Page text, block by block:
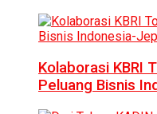
Kolaborasi KBRI
Peluang Bisnis